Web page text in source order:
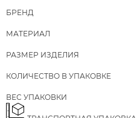
БРЕНД
МАТЕРИАЛ
РАЗМЕР ИЗДЕЛИЯ
КОЛИЧЕСТВО В УПАКОВКЕ
ВЕС УПАКОВКИ